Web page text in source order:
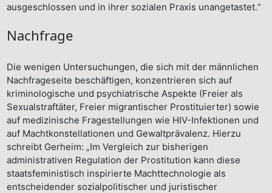
ausgeschlossen und in ihrer sozialen Praxis unangetastet.“
Nachfrage
Die wenigen Untersuchungen, die sich mit der männlichen
Nachfrageseite beschäftigen, konzentrieren sich auf
kriminologische und psychiatrische Aspekte (Freier als
Sexualstraftäter, Freier migrantischer Prostituierter) sowie
auf medizinische Fragestellungen wie HIV-Infektionen und
auf Machtkonstellationen und Gewaltprävalenz. Hierzu
schreibt Gerheim: „Im Vergleich zur bisherigen
administrativen Regulation der Prostitution kann diese
staatsfeministisch inspirierte Machttechnologie als
entscheidender sozialpolitischer und juristischer